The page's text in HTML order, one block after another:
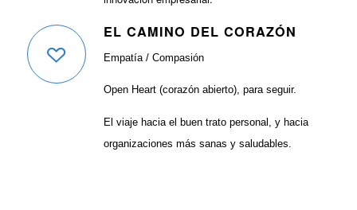
EL CAMINO DEL CORAZÓN
Empatía / Compasión
Open Heart (corazón abierto), para seguir.
El viaje hacia el buen trato personal, y hacia
organizaciones más sanas y saludables.